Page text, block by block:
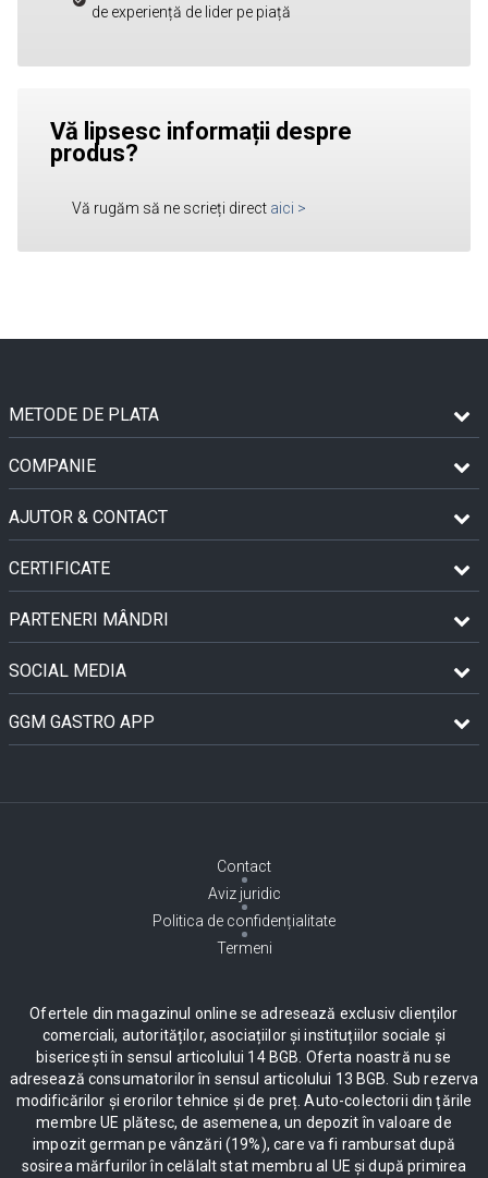
de experiență de lider pe piață
Vă lipsesc informații despre
produs?
Vă rugăm să ne scrieți direct aici >
METODE DE PLATA
COMPANIE
AJUTOR & CONTACT
CERTIFICATE
PARTENERI MÂNDRI
SOCIAL MEDIA
GGM GASTRO APP
Contact
Aviz juridic
Politica de confidențialitate
Termeni
Ofertele din magazinul online se adresează exclusiv clienților
comerciali, autorităților, asociațiilor și instituțiilor sociale și
bisericești în sensul articolului 14 BGB. Oferta noastră nu se
adresează consumatorilor în sensul articolului 13 BGB. Sub rezerva
modificărilor și erorilor tehnice și de preț. Auto-colectorii din țările
membre UE plătesc, de asemenea, un depozit în valoare de
impozit german pe vânzări (19%), care va fi rambursat după
sosirea mărfurilor în celălalt stat membru al UE și după primirea